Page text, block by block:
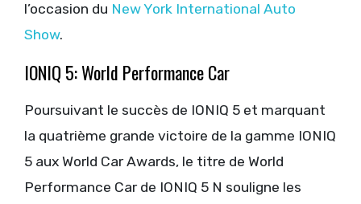
l’occasion du New York International Auto
Show.
IONIQ 5: World Performance Car
Poursuivant le succès de IONIQ 5 et marquant
la quatrième grande victoire de la gamme IONIQ
5 aux World Car Awards, le titre de World
Performance Car de IONIQ 5 N souligne les